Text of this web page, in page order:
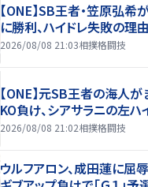
【ONE】SB王者・笠原弘希
に勝利、ハイドレ失敗の理
2026/08/08 21:03相撲格闘技
【ONE】元SB王者の海人
KO負け、シアサラニの左ハ
2026/08/08 21:02相撲格闘技
ウルフアロン、成田蓮に